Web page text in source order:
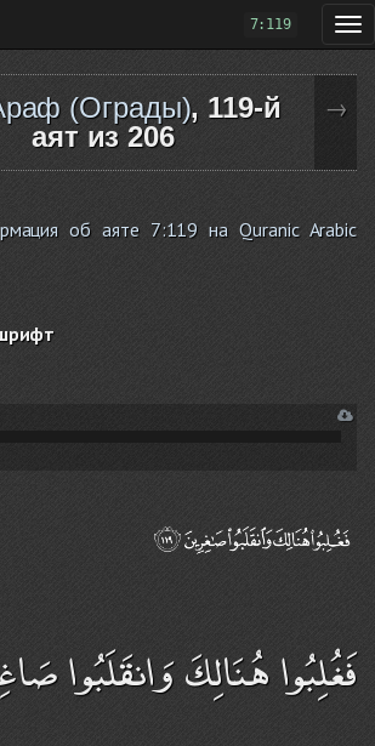
7:119
(Ограды), 119-й
аят из 206
→
об аяте 7:119 на Quranic Arabic
فَغُلِبُوا هُنَالِكَ وَانقَلَبُوا